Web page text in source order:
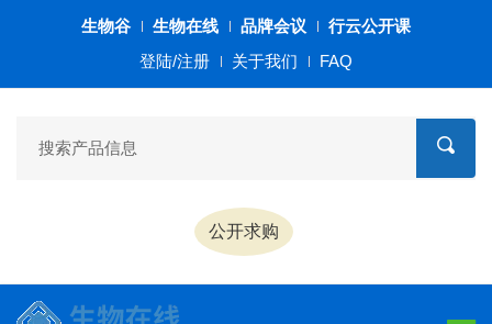
生物谷 生物在线 品牌会议
行云公开课
登陆/注册
关于我们 FAQ
公开求购